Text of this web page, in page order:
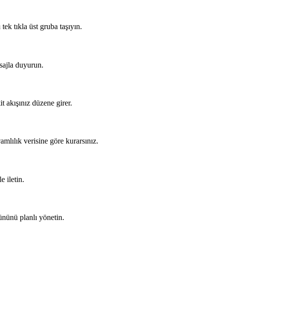
tıkla üst gruba taşıyın.
duyurun.
düzene girer.
verisine göre kurarsınız.
iletin.
planlı yönetin.